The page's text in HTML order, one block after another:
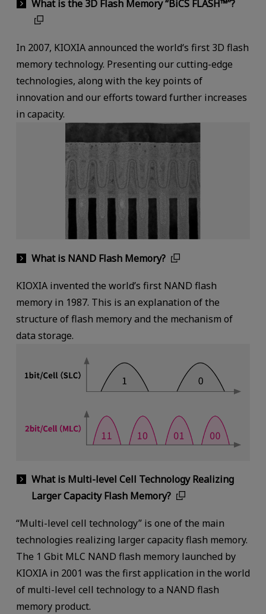
What is the 3D Flash Memory “BiCS FLASH™”?
In 2007, KIOXIA announced the world‘s first 3D flash
memory technology. Presenting our cutting-edge
technologies, along with the key points of
innovation and our efforts toward further increases
in capacity.
What is NAND Flash Memory?
KIOXIA invented the world’s first NAND flash
memory in 1987. This is an explanation of the
structure of flash memory and the mechanism of
data storage.
What is Multi-level Cell Technology Realizing
Larger Capacity Flash Memory?
“Multi-level cell technology” is one of the main
technologies realizing larger capacity flash memory.
The 1 Gbit MLC NAND flash memory launched by
KIOXIA in 2001 was the first application in the world
of multi-level cell technology to a NAND flash
memory product.